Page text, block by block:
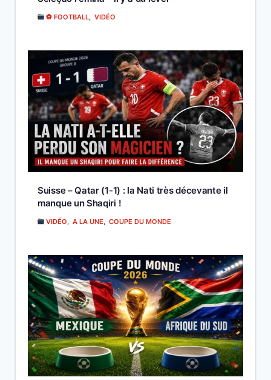
⚽ FOOTBALL VIDÉO
Suisse – Qatar (1-1) : la Nati très décevante il
manque un Shaqiri !
VIDÉO, A LA UNE, COUPE DU MONDE